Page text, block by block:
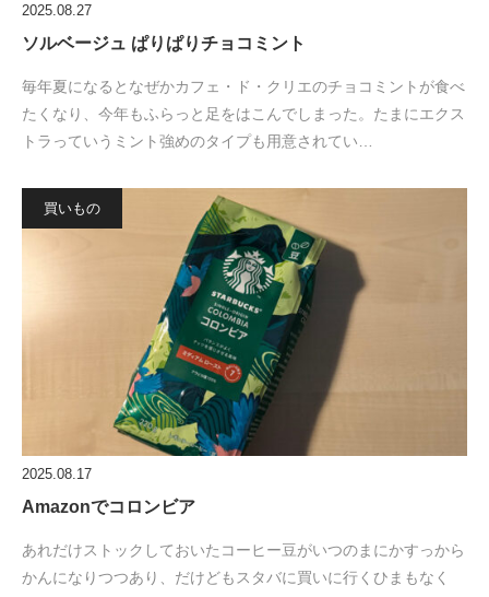
2025.08.27
ソルベージュ ぱりぱりチョコミント
毎年夏になるとなぜかカフェ・ド・クリエのチョコミントが食べ
たくなり、今年もふらっと足をはこんでしまった。たまにエクス
トラっていうミント強めのタイプも用意されてい…
買いもの
2025.08.17
Amazonでコロンビア
あれだけストックしておいたコーヒー豆がいつのまにかすっから
かんになりつつあり、だけどもスタバに買いに行くひまもなく